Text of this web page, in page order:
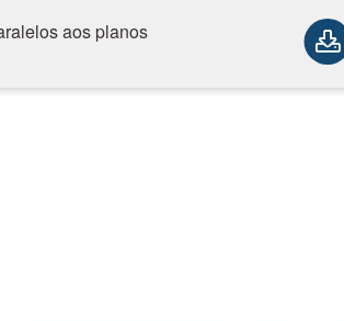
aos planos